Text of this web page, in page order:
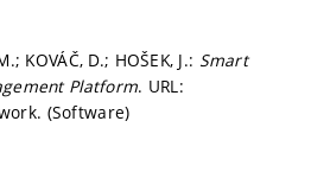
KOVÁČ, D.; HOŠEK, J.: Smart
Platform. URL:
(Software)